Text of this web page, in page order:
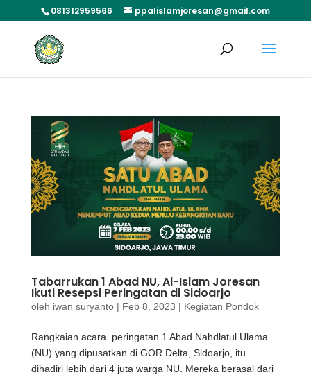
081312959566 ppalislamjoresan@gmail.com
Tabarrukan 1 Abad NU, Al-Islam Joresan
Ikuti Resepsi Peringatan di Sidoarjo
oleh iwan suryanto| Feb 8, 2023 | Kegiatan Pondok
Rangkaian acara peringatan 1 Abad Nahdlatul Ulama
(NU) yang dipusatkan di GOR Delta, Sidoarjo, itu
dihadiri lebih dari 4 juta warga NU. Mereka berasal dari